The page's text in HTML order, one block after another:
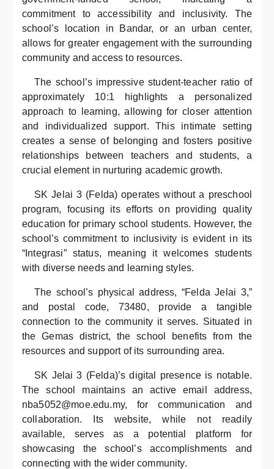
commitment to accessibility and inclusivity. The
school’s location in Bandar, or an urban center,
allows for greater engagement with the surrounding
community and access to resources.
The school’s impressive student-teacher ratio of
approximately 10:1 highlights a personalized
approach to learning, allowing for closer attention
and individualized support. This intimate setting
creates a sense of belonging and fosters positive
relationships between teachers and students, a
crucial element in nurturing academic growth.
SK Jelai 3 (Felda) operates without a preschool
program, focusing its efforts on providing quality
education for primary school students. However, the
school’s commitment to inclusivity is evident in its
“Integrasi” status, meaning it welcomes students
with diverse needs and learning styles.
The school’s physical address, “Felda Jelai 3,”
and postal code, 73480, provide a tangible
connection to the community it serves. Situated in
the Gemas district, the school benefits from the
resources and support of its surrounding area.
SK Jelai 3 (Felda)’s digital presence is notable.
The school maintains an active email address,
nba5052@moe.edu.my, for communication and
collaboration. Its website, while not readily
available, serves as a potential platform for
showcasing the school’s accomplishments and
connecting with the wider community.